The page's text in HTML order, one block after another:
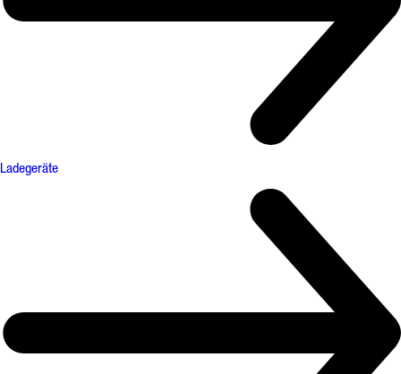
Ladegeräte